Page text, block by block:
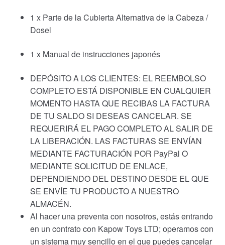
1 x Parte de la Cubierta Alternativa de la Cabeza /
Dosel
1 x Manual de instrucciones japonés
DEPÓSITO A LOS CLIENTES: EL REEMBOLSO
COMPLETO ESTÁ DISPONIBLE EN CUALQUIER
MOMENTO HASTA QUE RECIBAS LA FACTURA
DE TU SALDO SI DESEAS CANCELAR. SE
REQUERIRÁ EL PAGO COMPLETO AL SALIR DE
LA LIBERACIÓN. LAS FACTURAS SE ENVÍAN
MEDIANTE FACTURACIÓN POR PayPal O
MEDIANTE SOLICITUD DE ENLACE,
DEPENDIENDO DEL DESTINO DESDE EL QUE
SE ENVÍE TU PRODUCTO A NUESTRO
ALMACÉN.
Al hacer una preventa con nosotros, estás entrando
en un contrato con Kapow Toys LTD; operamos con
un sistema muy sencillo en el que puedes cancelar